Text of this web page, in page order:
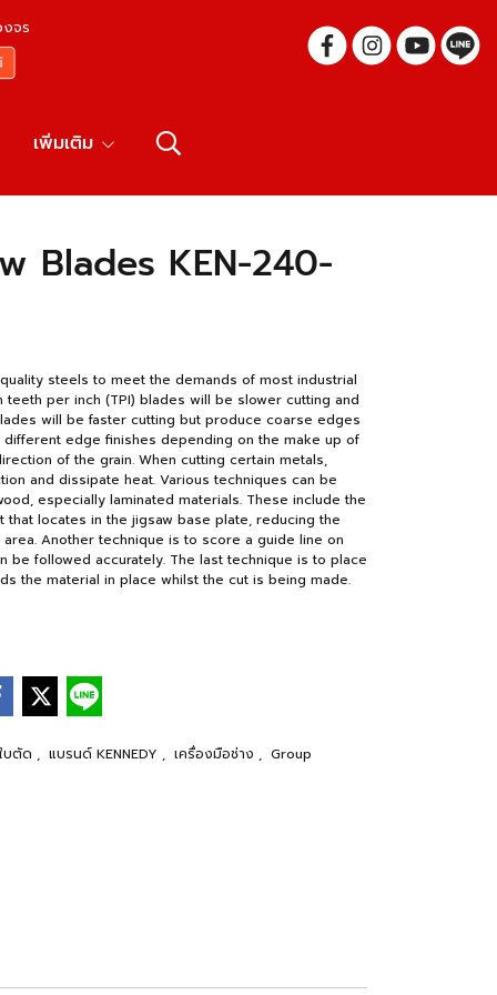
จร
เพิ่มเติม
Blades KEN-240-
steels to meet the demands of most industrial
per inch (TPI) blades will be slower cutting and
will be faster cutting but produce coarse edges
edge finishes depending on the make up of
of the grain. When cutting certain metals,
and dissipate heat. Various techniques can be
especially laminated materials. These include the
locates in the jigsaw base plate, reducing the
Another technique is to score a guide line on
followed accurately. The last technique is to place
the material in place whilst the cut is being made.
บตัด , แบรนด์ KENNEDY , เครื่องมือช่าง , Group